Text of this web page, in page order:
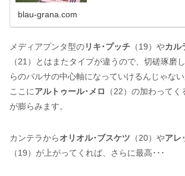
blau-grana.com
メディアプンタ型のリキ･プッチ （19）やカル
（21）とはまたタイプが違うので、切磋琢磨
らのバルサの中心軸になっていけるんじゃない
ここにアルトゥール･メロ
（22）の加わって
が膨らみます。
カンテラからオリオル･ブスケツ （20）やアレ
（19）が上がってくれば、さらに最高･･･